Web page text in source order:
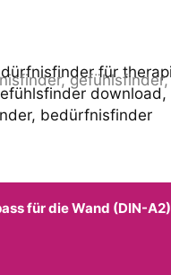
für die Wand (DIN-A2)